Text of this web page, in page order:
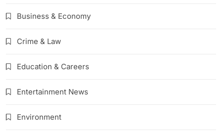
Business & Economy
Crime & Law
Education & Careers
Entertainment News
Environment